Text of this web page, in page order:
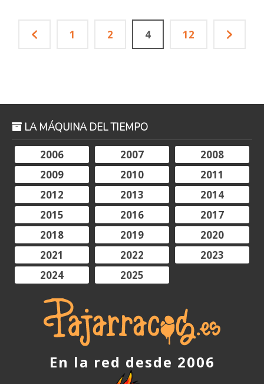
1 2 4 12
LA MÁQUINA DEL TIEMPO
2006
2007
2008
2009
2010
2011
2012
2013
2014
2015
2016
2017
2018
2019
2020
2021
2022
2023
2024
2025
En la red desde 2006